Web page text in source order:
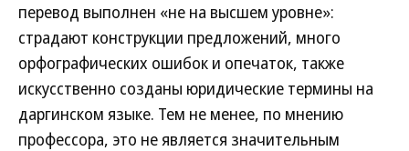
перевод выполнен «не на высшем уровне»:
страдают конструкции предложений, много
орфографических ошибок и опечаток, также
искусственно созданы юридические термины на
даргинском языке. Тем не менее, по мнению
профессора, это не является значительным